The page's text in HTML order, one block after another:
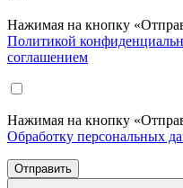
Нажимая на кнопку
Политикой
соглашением
Нажимая на кнопку
Обработку персональных
Отправить